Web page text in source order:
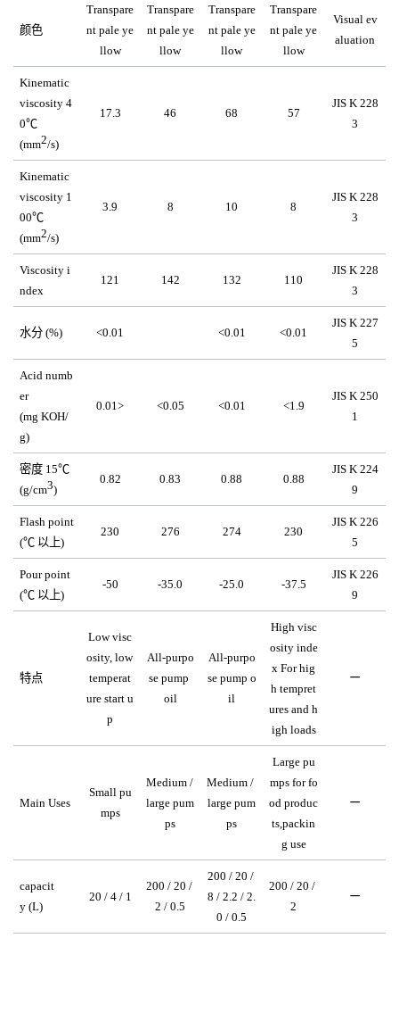
颜色
Transpare
nt pale ye
llow
Transpare
nt pale ye
llow
Transpare
nt pale ye
llow
Transpare
nt pale ye
llow
Visual ev
aluation
Kinematic
viscosity 4
0℃
(mm2/s)
17.3 46 68 57
JIS K 228
3
Kinematic
viscosity 1
00℃
(mm2/s)
3.9 8 10 8
JIS K 228
3
Viscosity i
ndex
121 142 132 110
JIS K 228
3
水分 (%) <0.01 <0.01 <0.01
JIS K 227
5
Acid numb
er
(mg KOH/
g)
0.01> <0.05 <0.01 <1.9
JIS K 250
1
密度 15℃
(g/cm3)
0.82 0.83 0.88 0.88
JIS K 224
9
Flash point
(℃ 以上)
230 276 274 230
JIS K 226
5
Pour point
(℃ 以上)
-50 -35.0 -25.0 -37.5
JIS K 226
9
特点
Low visc
osity, low
temperat
ure start u
p
All-purpo
se pump
oil
All-purpo
se pump o
il
High visc
osity inde
x For hig
h tempret
ures and h
igh loads
ー
Main Uses
Small pu
mps
Medium /
large pum
ps
Medium /
large pum
ps
Large pu
mps for fo
od produc
ts,packin
g use
ー
capacit
y (L)
20 / 4 / 1
200 / 20 /
2 / 0.5
200 / 20 /
8 / 2.2 / 2.
0 / 0.5
200 / 20 /
2
ー